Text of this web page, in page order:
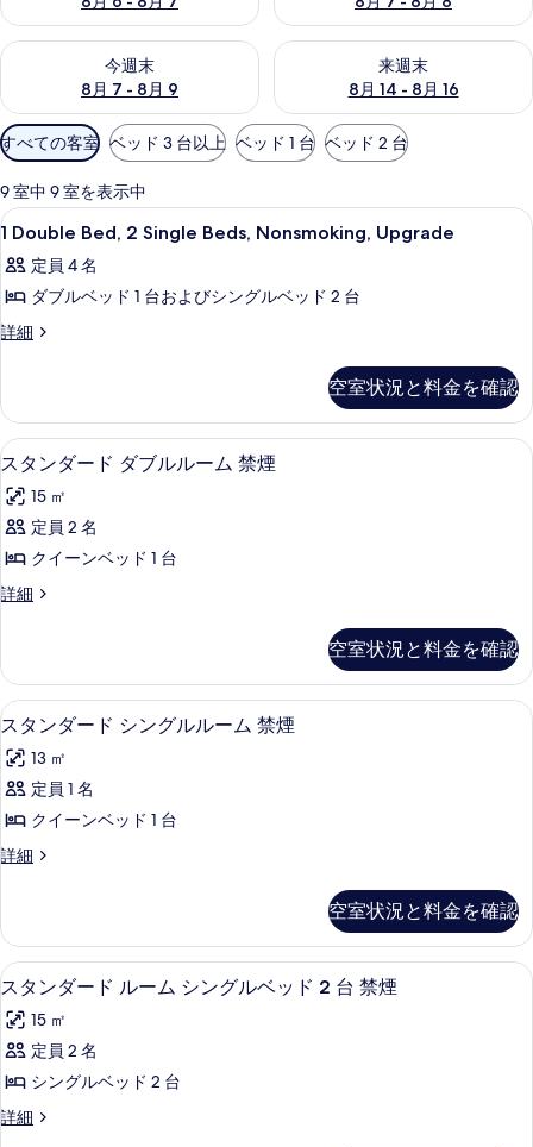
今週末
8月 7 - 8月 9
今週末 8月 7 - 8月 9 の空室状況をチェック
来週末
8月 14 - 8月 16
来週末 8月 14 - 8月 16 の空室
利
用
可
能
な
客
室
の
絞
み
条
件
すべての客室 ベッド 3 台以上 ベッド 1 台 ベッド 2 台
9 室中 9 室を表示中
1
Double
Bed,
2
Single
Upgrade
の
す
べ
て
の
写
表
示
す
る
セーフティボックス (室内)、デスク
8
1 Double Bed, 2 Single Beds, Nonsmoking, Upgrade
定員 4 名
ダブルベッド 1 台およびシングルベッド 2 台
詳細
1
Single
Beds,
Nonsmoking,
Upgrade
の
詳
空室状況と料金を確認
ス
タ
ン
ダ
ド
ブ
ル
ル
ー
ム
禁
煙
べ
て
の
写
真
表
セーフティボックス (室内)、デスク
7
スタンダード ダブルルーム 禁煙
15 ㎡
定員 2 名
クイーンベッド 1 台
詳細
ス
ー
ド
ダ
ル
ル
ム
禁
煙
細
空室状況と料金を確認
ス
タ
ン
ダ
ド
ン
グ
ル
ル
ー
ム
禁
セーフティボックス (室内)、デスク
5
スタンダード シングルルーム 禁煙
13 ㎡
定員 1 名
クイーンベッド 1 台
詳細
ス
ー
ド
シ
グ
ル
ー
ム
禁
空室状況と料金を確認
ス
タ
ン
ダ
ド
スタンダード ルーム シングルベッ
7
スタンダード ルーム シングルベッド 2 台 禁煙
15 ㎡
定員 2 名
シングルベッド 2 台
詳細
ス